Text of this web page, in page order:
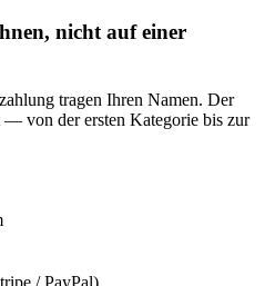
nicht auf einer
tragen Ihren Namen. Der
von der ersten Kategorie bis zur
/ PayPal)